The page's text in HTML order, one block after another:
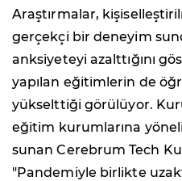
Araştırmalar,
gerçekçi bir deneyim
anksiyeteyi azalttığını
yapılan eğitimlerin de
yükselttiği görülüyor.
eğitim kurumlarına
sunan Cerebrum Tech
"Pandemiyle birlikte